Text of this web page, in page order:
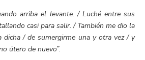
arriba el levante. / Luché entre sus
casi para salir. / También me dio la
/ de sumergirme una y otra vez / y
útero de nuevo”.